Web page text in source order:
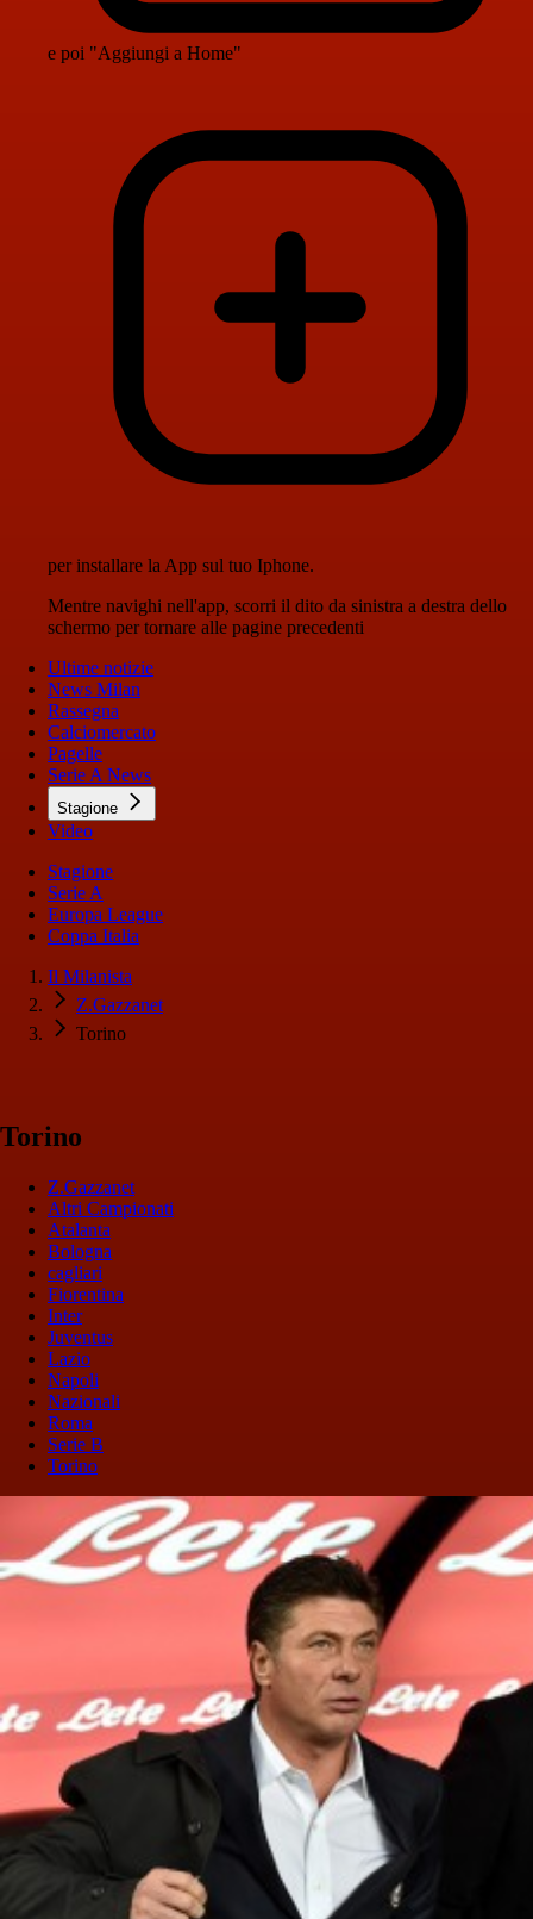
e poi "Aggiungi a Home"
per installare la App sul tuo Iphone.
Mentre navighi nell'app, scorri il dito da sinistra a destra dello
schermo per tornare alle pagine precedenti
Ultime notizie
News Milan
Rassegna
Calciomercato
Pagelle
Serie A News
Stagione
Video
Stagione
Serie A
Europa League
Coppa Italia
Il Milanista
Z.Gazzanet
Torino
Torino
Z.Gazzanet
Altri Campionati
Atalanta
Bologna
cagliari
Fiorentina
Inter
Juventus
Lazio
Napoli
Nazionali
Roma
Serie B
Torino